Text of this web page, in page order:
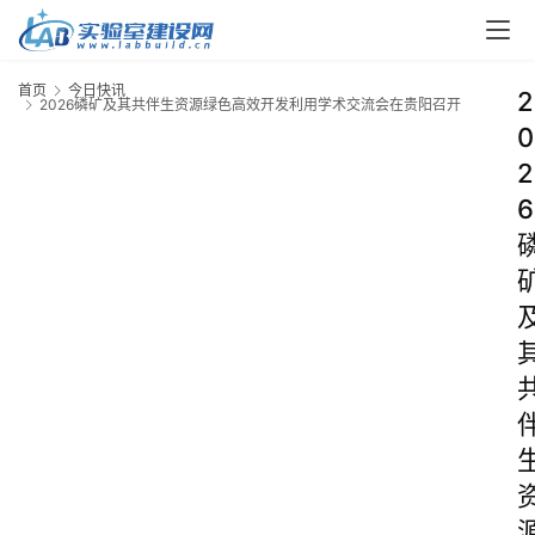
首页
今日快讯
2026磷矿及其共伴生资源绿色高效开发利用学术交流会在贵阳召开
2
0
2
6